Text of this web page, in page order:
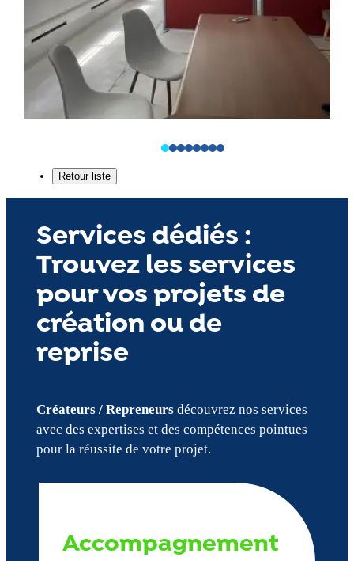
Services dédiés :
Trouvez les services
pour vos projets de
création ou de
reprise
Créateurs / Repreneursdécouvrez nos services
avec des expertises et des compétences pointues
pour la réussite de votre projet.
Accompagnement